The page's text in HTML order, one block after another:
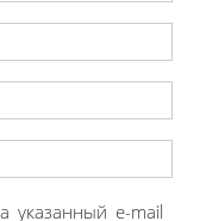
указанный e-mail